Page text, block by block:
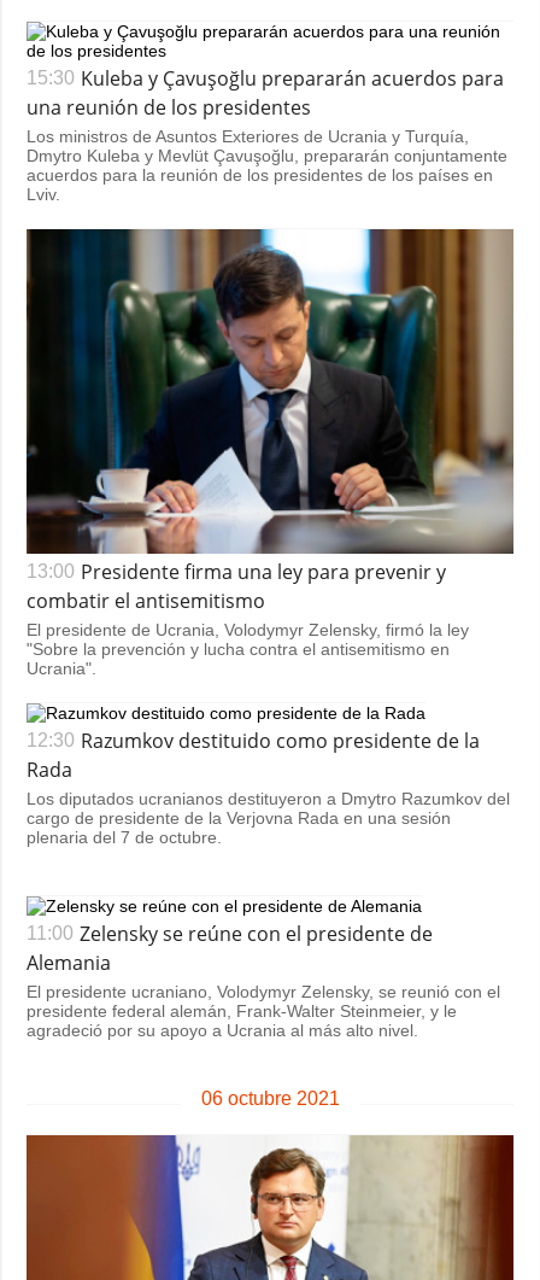
15:30 Kuleba y Çavuşoğlu prepararán acuerdos para
una reunión de los presidentes
Los ministros de Asuntos Exteriores de Ucrania y Turquía,
Dmytro Kuleba y Mevlüt Çavuşoğlu, prepararán conjuntamente
acuerdos para la reunión de los presidentes de los países en
Lviv.
13:00 Presidente firma una ley para prevenir y
combatir el antisemitismo
El presidente de Ucrania, Volodymyr Zelensky, firmó la ley
"Sobre la prevención y lucha contra el antisemitismo en
Ucrania".
12:30 Razumkov destituido como presidente de la
Rada
Los diputados ucranianos destituyeron a Dmytro Razumkov del
cargo de presidente de la Verjovna Rada en una sesión
plenaria del 7 de octubre.
11:00 Zelensky se reúne con el presidente de
Alemania
El presidente ucraniano, Volodymyr Zelensky, se reunió con el
presidente federal alemán, Frank-Walter Steinmeier, y le
agradeció por su apoyo a Ucrania al más alto nivel.
06 octubre 2021